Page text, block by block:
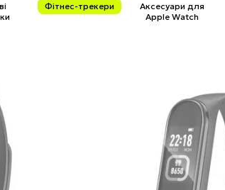
Фітнес-трекери
Аксесуари для
Apple Watch